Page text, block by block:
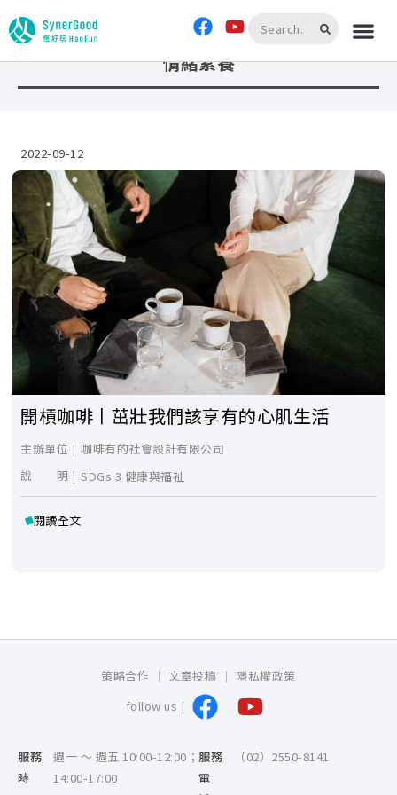
首頁»情緒素養
情緒素養
2022-09-12
開槓咖啡丨茁壯我們該享有的心肌生活
主辦單位 | 咖啡有的社會設計有限公司
說 明 | SDGs 3 健康與福祉
閱讀全文
服務
時
週一 ～ 週五 10:00-12:00；
14:00-17:00
服務
電
（02）2550-8141
策略合作 文章投稿
隱私權政策
follow us |